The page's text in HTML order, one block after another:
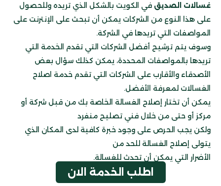
غسالات الصديق في الكويت بالشكل الذي تريده وللحصول
على هذا النوع من الشركات يمكن أن تبحث على الإنترنت على
المواصفات التي تريدها في الشركة.
وسوف يتم ترشيح أفضل الشركات التي تقدم الخدمة التي
تريدها بالمواصفات المحددة، يمكن كذلك سؤال بعض
الأصدقاء والأقارب على الشركات التي تقدم خدمة اصلاح
الغسالات لمعرفة الأفضل.
يمكن أن تختار إصلاح الغسالة الخاصة بك من قبل شركة أو
مركز أو حتى من خلال فني تصليح منفرد
ولكن يجب الحرص على وجود خبرة كافية لدى المكان الذي
يتولى إصلاح الغسالة للحد من
الأضرار التي يمكن أن تحدث للغسالة.
اطلب الخدمة الان